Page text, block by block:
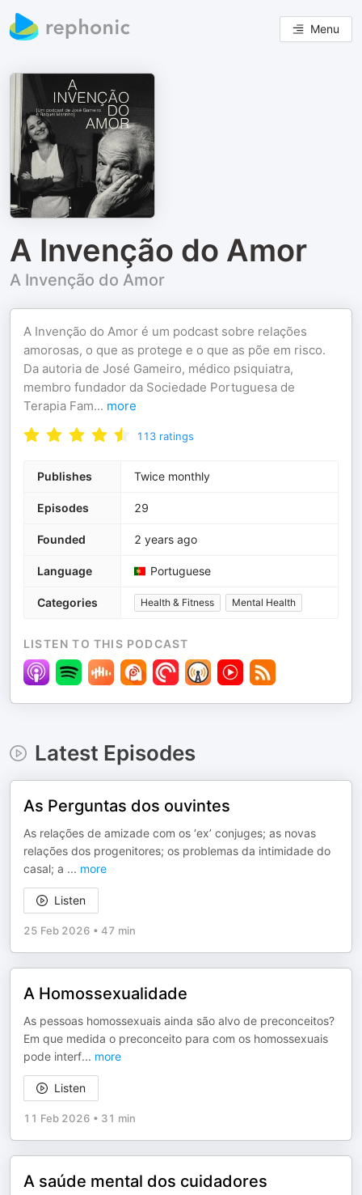
Menu
A Invenção do Amor
A Invenção do Amor
A Invenção do Amor é um podcast sobre relações
amorosas, o que as protege e o que as põe em risco.
Da autoria de José Gameiro, médico psiquiatra,
membro fundador da Sociedade Portuguesa de
Terapia Fam... more
113 ratings
Publishes Twice monthly
Episodes 29
Founded 2 years ago
Language Portuguese
Categories Health & Fitness Mental Health
LISTEN TO THIS PODCAST
Latest Episodes
As Perguntas dos ouvintes
As relações de amizade com os ‘ex’ conjuges; as novas
relações dos progenitores; os problemas da intimidade do
casal; a ... more
Listen
25 Feb 2026 • 47 min
A Homossexualidade
As pessoas homossexuais ainda são alvo de preconceitos?
Em que medida o preconceito para com os homossexuais
pode interf... more
Listen
11 Feb 2026 • 31 min
A saúde mental dos cuidadores